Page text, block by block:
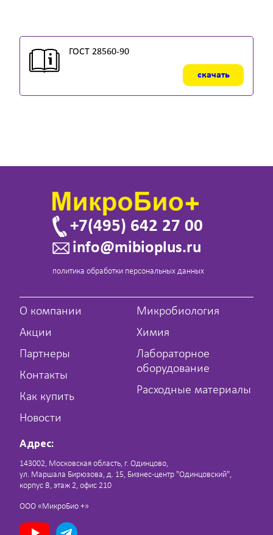
ГОСТ 28560-90
скачать
+7(495) 642 27 00
info@mibioplus.ru
политика обработки персональных данных
О компании
Акции
Партнеры
Контакты
Как купить
Новости
Микробиология
Химия
Лабораторное
оборудование
Расходные материалы
Адрес:
143002, Московская область, г. Одинцово,
ул. Маршала Бирюзова, д. 15, Бизнес-центр "Одинцовский",
корпус В, этаж 2, офис 210
ООО «МикроБио +»